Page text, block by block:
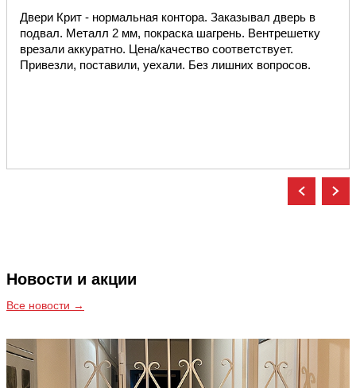
Двери Крит - нормальная контора. Заказывал дверь в
подвал. Металл 2 мм, покраска шагрень. Вентрешетку
врезали аккуратно. Цена/качество соответствует.
Привезли, поставили, уехали. Без лишних вопросов.
Новости и акции
Все новости →